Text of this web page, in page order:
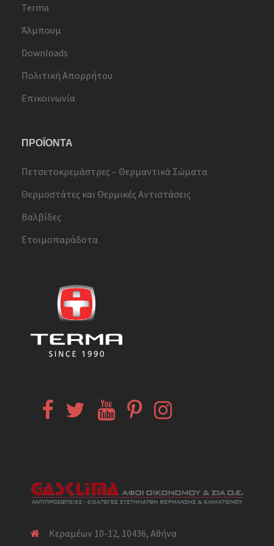
Terma
Άλμπουμ
Downloads
Πολιτική Απορρήτου
Επικοινωνία
ΠΡΟΪΟΝΤΑ
Πετσετοκρεμάστρες – Θερμαντικά Σώματα
Θερμοστάτες και Θερμικές Αντιστάσεις
Βαλβίδες
Ετοιμοπαράδοτα
FacebookTwitter YouTubePinterestInstagram
Κεραμέων 10-12, 10436, Αθήνα